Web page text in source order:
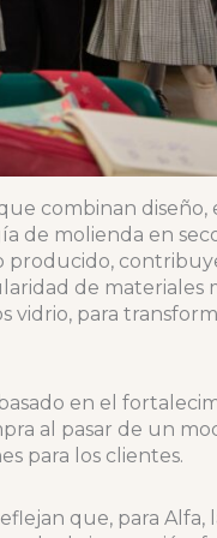
combinan diseño,
de molienda en
producido,
de
vidrio, para
en el
al pasar de un
para los clientes.
que, para Alfa,